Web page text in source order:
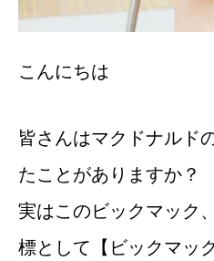
こんにちは
皆さんはマクドナルド
たことがありますか？
実はこのビックマック
標として【ビックマッ